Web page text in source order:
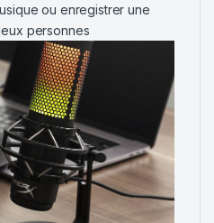
ou enregistrer une
personnes